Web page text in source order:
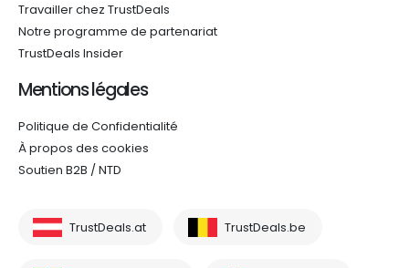
Travailler chez TrustDeals
Notre programme de partenariat
TrustDeals Insider
Mentions légales
Politique de Confidentialité
À propos des cookies
Soutien B2B / NTD
TrustDeals.at TrustDeals.be